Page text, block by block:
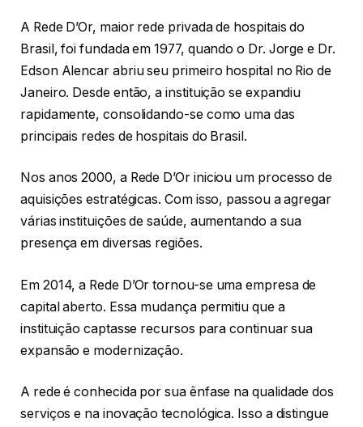
A Rede D’Or, maior rede privada de hospitais do
Brasil, foi fundada em 1977, quando o Dr. Jorge e Dr.
Edson Alencar abriu seu primeiro hospital no Rio de
Janeiro. Desde então, a instituição se expandiu
rapidamente, consolidando-se como uma das
principais redes de hospitais do Brasil.
Nos anos 2000, a Rede D’Or iniciou um processo de
aquisições estratégicas. Com isso, passou a agregar
várias instituições de saúde, aumentando a sua
presença em diversas regiões.
Em 2014, a Rede D’Or tornou-se uma empresa de
capital aberto. Essa mudança permitiu que a
instituição captasse recursos para continuar sua
expansão e modernização.
A rede é conhecida por sua ênfase na qualidade dos
serviços e na inovação tecnológica. Isso a distingue